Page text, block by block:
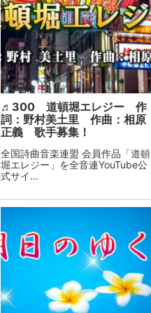
♬300 道頓堀エレジー 作
詞：野村美土里 作曲：相原
正義 歌手募集！
全国詩曲音楽連盟 会員作品「道頓
堀エレジー」を全音連YouTube公
式サイ...